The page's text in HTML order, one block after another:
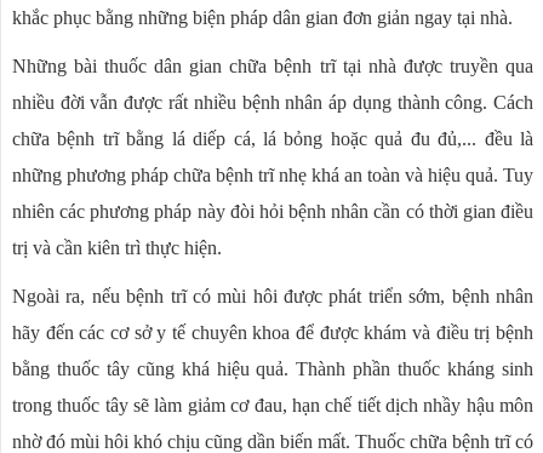
khắc phục bằng những biện pháp dân gian đơn giản ngay tại nhà.
Những bài thuốc dân gian chữa bệnh trĩ tại nhà được truyền qua
nhiều đời vẫn được rất nhiều bệnh nhân áp dụng thành công. Cách
chữa bệnh trĩ bằng lá diếp cá, lá bỏng hoặc quả đu đủ,... đều là
những phương pháp chữa bệnh trĩ nhẹ khá an toàn và hiệu quả. Tuy
nhiên các phương pháp này đòi hỏi bệnh nhân cần có thời gian điều
trị và cần kiên trì thực hiện.
Ngoài ra, nếu bệnh trĩ có mùi hôi được phát triển sớm, bệnh nhân
hãy đến các cơ sở y tế chuyên khoa để được khám và điều trị bệnh
bằng thuốc tây cũng khá hiệu quả. Thành phần thuốc kháng sinh
trong thuốc tây sẽ làm giảm cơ đau, hạn chế tiết dịch nhầy hậu môn
nhờ đó mùi hôi khó chịu cũng dần biến mất. Thuốc chữa bệnh trĩ có